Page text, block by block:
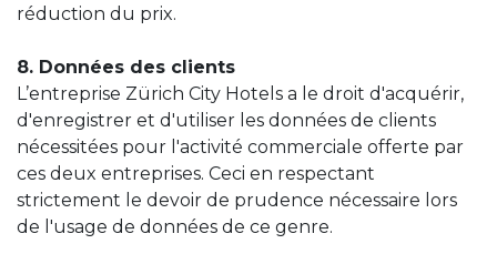
réduction du prix.
8. Données des clients
L’entreprise Zürich City Hotels a le droit d'acquérir,
d'enregistrer et d'utiliser les données de clients
nécessitées pour l'activité commerciale offerte par
ces deux entreprises. Ceci en respectant
strictement le devoir de prudence nécessaire lors
de l'usage de données de ce genre.